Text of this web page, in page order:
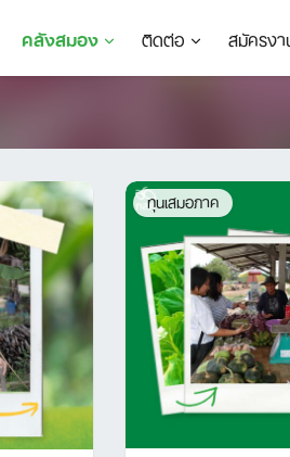
คลังสมอง ติดต่อ สมัครง
ทุนเสมอภาค